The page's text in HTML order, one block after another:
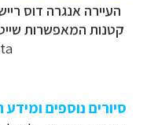
העיירה אנגרה דוס
קטנות המאפשרות
סיורים נוספים ומידע